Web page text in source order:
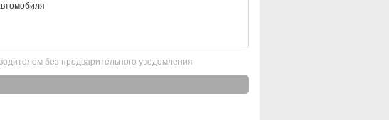
без предварительного уведомления